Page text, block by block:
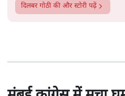
दिलबर गोठी की और स्टोरी पढ़ें